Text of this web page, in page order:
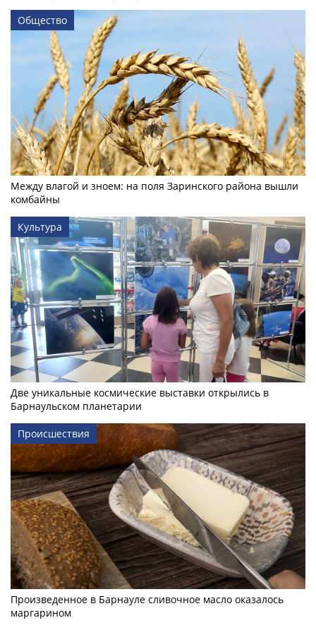
Общество
Между влагой и зноем: на поля Заринского района вышли
комбайны
Культура
Две уникальные космические выставки открылись в
Барнаульском планетарии
Происшествия
Произведенное в Барнауле сливочное масло оказалось
маргарином